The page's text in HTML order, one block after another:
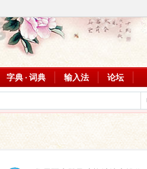
字典 · 词典 输入法 论坛